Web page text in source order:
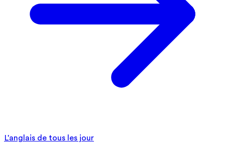
L'anglais de tous les jour